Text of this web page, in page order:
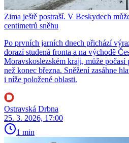
Zima ještě postraší. V Beskydech
centimetrů sněhu
Po prvních jarních dnech přichází
dorazí studená fronta a na východě
Moravskoslezském kraji, může
než konec března. Sněžení zasáhne
i níže položené oblasti.
Ostravská Drbna
25. 3. 2026, 17:00
1 min